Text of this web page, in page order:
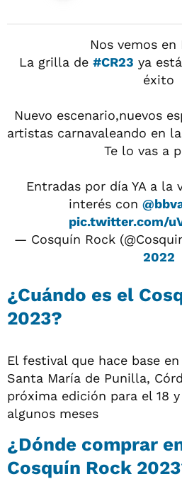
Nos vemos en
La grilla de #CR23 ya
éxito
Nuevo escenario,nuevos
artistas carnavaleando en
Te lo vas a
Entradas por día YA a la
interés con
pic.twitter.com/
— Cosquín Rock
2022
¿Cuándo es el
2023?
El festival que hace base
Santa María de Punilla,
próxima edición para el 18
algunos meses
¿Dónde comprar
Cosquín Rock